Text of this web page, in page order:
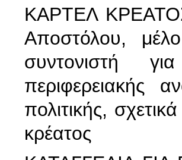
ΚΑΡΤΕΛ
Αποστόλου,
συντονιστή
περιφερειακής
πολιτικής,
κρέατος